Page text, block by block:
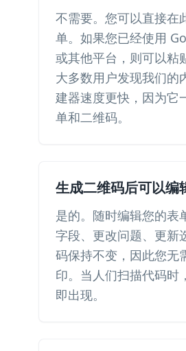
不需要。您可以直接在
单。如果您已经使用
或其他平台，则可以粘
大多数用户发现我们的
建器速度更快，因为它
单和二维码。
生成二维码后可以编
是的。随时编辑您的
字段、更改问题、更新
码保持不变，因此您无
印。当人们扫描代码时
即出现。